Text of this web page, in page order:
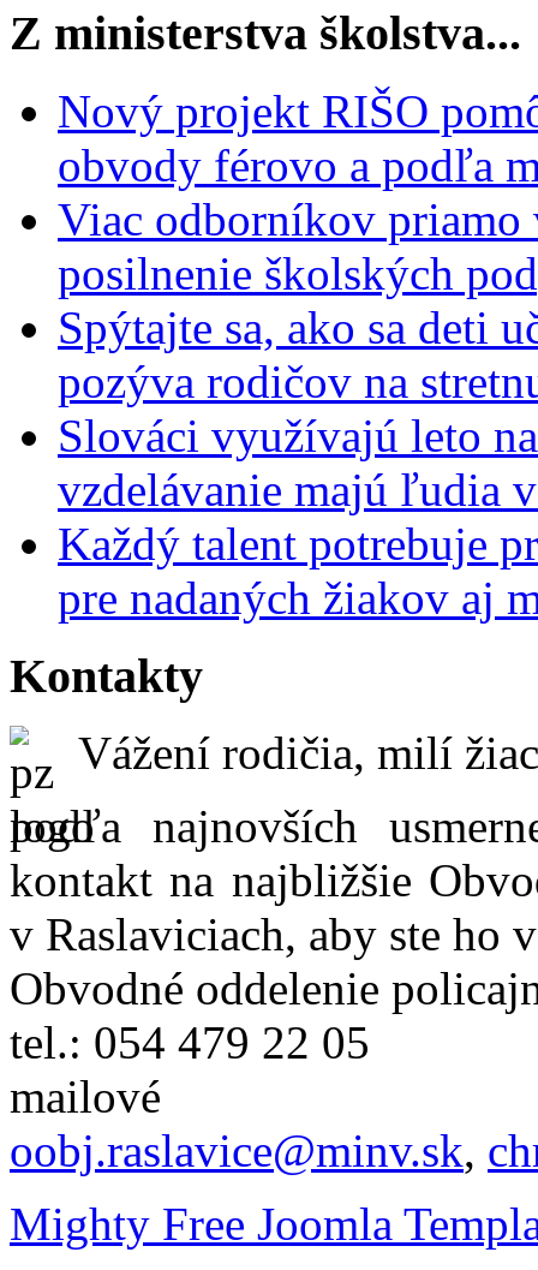
Z ministerstva školstva...
Nový projekt RIŠO
obvody férovo a podľa
Viac odborníkov priamo
posilnenie školských
Spýtajte sa, ako sa deti
pozýva rodičov na
Slováci využívajú leto
vzdelávanie majú ľudia
Každý talent potrebuje
pre nadaných žiakov aj
Kontakty
Vážení rodičia, milí
podľa najnovších
kontakt na najbližšie
v Raslaviciach, aby ste ho
Obvodné oddelenie
tel.: 054 479 22 05
oobj.raslavice@minv.sk,
Mighty Free Joomla